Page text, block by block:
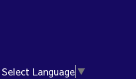
Select Language ▼